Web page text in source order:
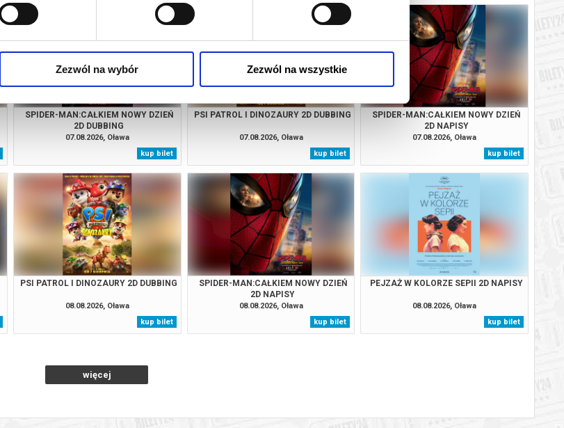
Zezwól na wybór Zezwól na wszystkie
SPIDER-MAN:CAŁKIEM NOWY DZIEŃ
2D DUBBING
07.08.2026, Oława
kup bilet
PSI PATROL I DINOZAURY 2D DUBBING
07.08.2026, Oława
kup bilet
SPIDER-MAN:CAŁKIEM NOWY DZIEŃ
2D NAPISY
07.08.2026, Oława
kup bilet
PSI PATROL I DINOZAURY 2D DUBBING
08.08.2026, Oława
kup bilet
SPIDER-MAN:CAŁKIEM NOWY DZIEŃ
2D NAPISY
08.08.2026, Oława
kup bilet
PEJZAŻ W KOLORZE SEPII 2D NAPISY
08.08.2026, Oława
kup bilet
więcej